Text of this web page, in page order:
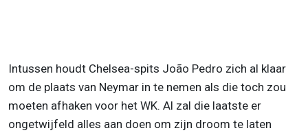
Intussen houdt Chelsea-spits João Pedro zich al klaar
om de plaats van Neymar in te nemen als die toch zou
moeten afhaken voor het WK. Al zal die laatste er
ongetwijfeld alles aan doen om zijn droom te laten